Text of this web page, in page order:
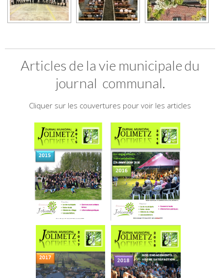
Articles de la vie municipale du
journal communal.
Cliquer sur les couvertures pour voir les articles